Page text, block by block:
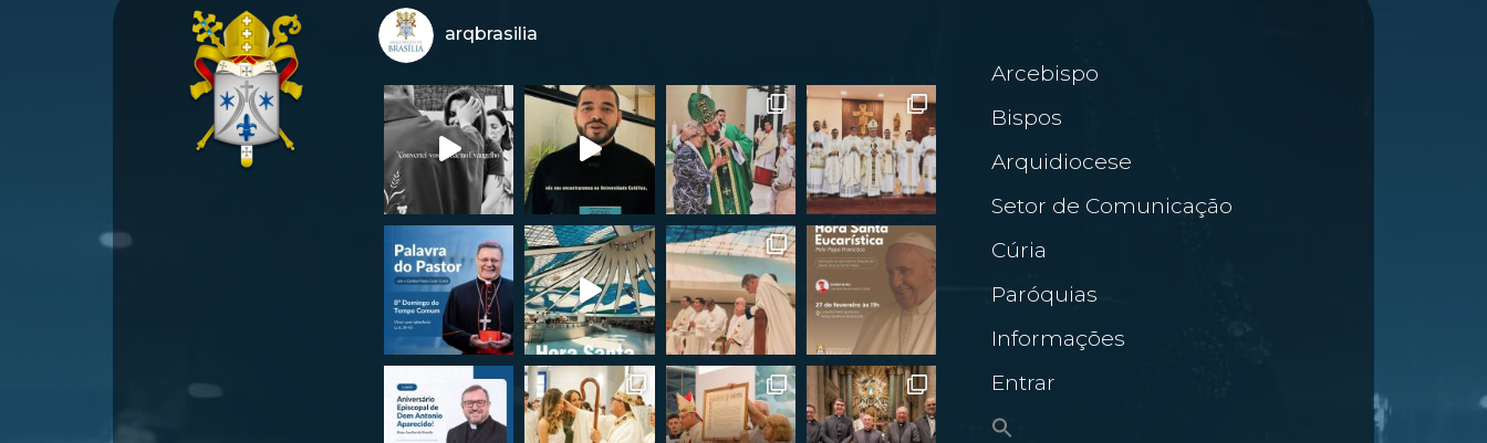
arqbrasilia
Arcebispo
Bispos
Arquidiocese
Setor de Comunicação
Cúria
Paróquias
Informações
Entrar